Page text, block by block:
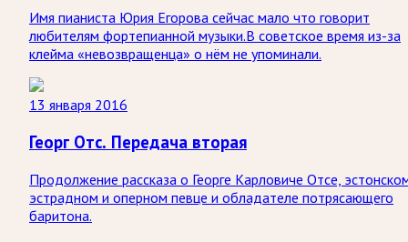
Имя пианиста Юрия Егорова сейчас мало что говорит
любителям фортепианной музыки.В советское время из-за
клейма «невозвращенца» о нём не упоминали.
13 января 2016
Георг Отс. Передача вторая
Продолжение рассказа о Георге Карловиче Отсе,
эстрадном и оперном певце и обладателе потрясающего
баритона.